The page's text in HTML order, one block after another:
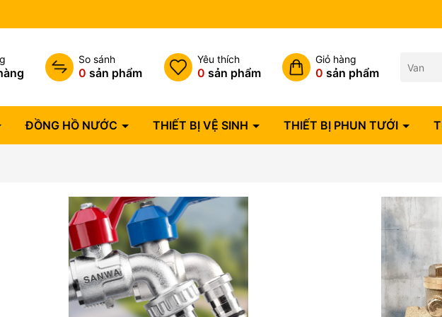
So sánh
0 sản phẩm
Yêu thích
0 sản phẩm
Giỏ hàng
0 sản phẩm
ĐỒNG HỒ NƯỚC THIẾT BỊ VỆ SINH THIẾT BỊ PHUN TƯỚI